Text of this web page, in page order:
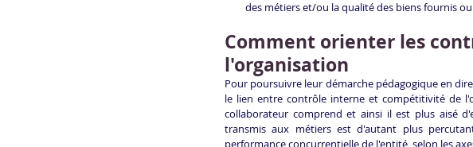
des métiers et/ou la qualité des biens fournis
Comment orienter les
l'organisation
Pour poursuivre leur démarche pédagogique en
le lien entre contrôle interne et compétitivité de
collaborateur comprend et ainsi il est plus aisé
transmis aux métiers est d'autant plus
performance concurrentielle de l'entité, selon les